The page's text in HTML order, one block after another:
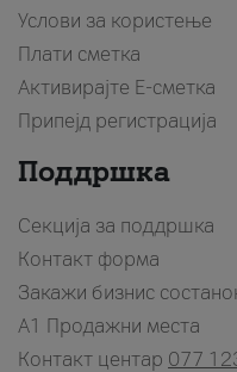
Услови за користење
Плати сметка
Активирајте Е-сметка
Припејд регистрација
Поддршка
Секција за поддршка
Контакт форма
Закажи бизнис
A1 Продажни места
Контакт центар 077